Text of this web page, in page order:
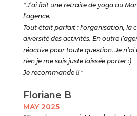
"J’ai fait une retraite de yoga au
l’agence.
Tout était parfait : l’organisation, la
diversité des activités. En outre
réactive pour toute question. Je n’ai
rien je me suis juste laissée porter :)
Je recommande !!"
Floriane B
MAY 2025